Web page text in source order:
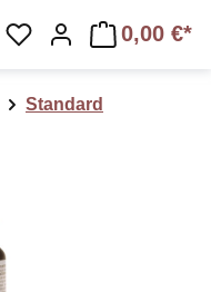
Du hast 0 Produkte
0,00 €*
Standard